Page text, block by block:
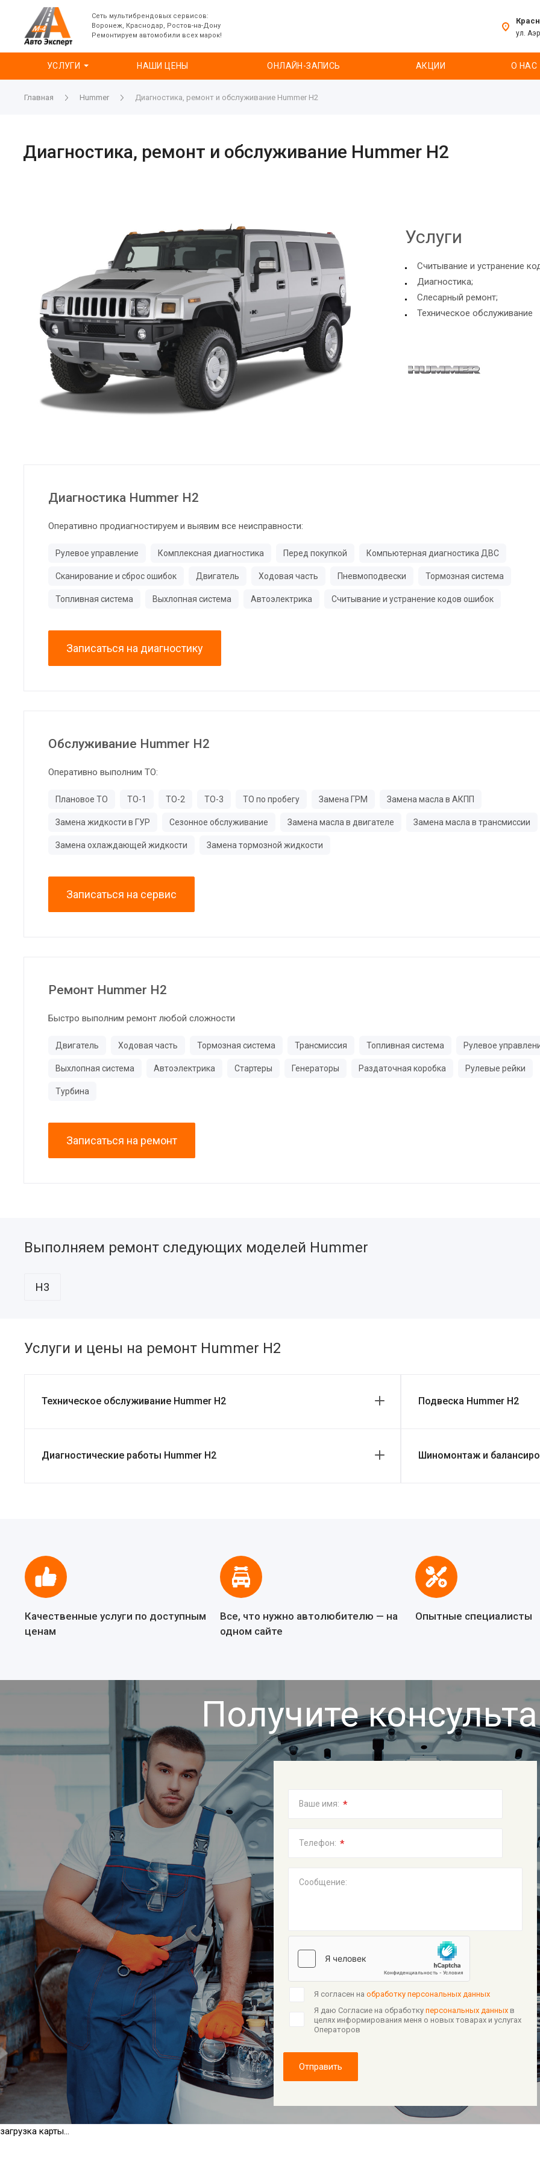
Сеть мультибрендовых сервисов:
Воронеж, Краснодар, Ростов-на-Дону
Ремонтируем автомобили всех марок!
ул.
УСЛУГИ НАШИ ЦЕНЫ ОНЛАЙН-ЗАПИСЬ АКЦИИ О НАС
Главная Hummer Диагностика, ремонт и обслуживание Hummer H2
Диагностика, ремонт и обслуживание Hummer H2
Услуги
Считывание и устранение
Диагностика;
Слесарный ремонт;
Техническое обслуживание
Диагностика Hummer H2
Оперативно продиагностируем и выявим все неисправности:
Рулевое управление Комплексная диагностика Перед покупкой Компьютерная диагностика ДВС
Сканирование и сброс ошибок Двигатель Ходовая часть Пневмоподвески Тормозная система
Топливная система Выхлопная система Автоэлектрика Считывание и устранение кодов ошибок
Записаться на диагностику
Обслуживание Hummer H2
Оперативно выполним ТО:
Плановое ТО ТО-1 ТО-2 ТО-3 ТО по пробегу Замена ГРМ Замена масла в АКПП
Замена жидкости в ГУР Сезонное обслуживание Замена масла в двигателе Замена масла в трансмиссии
Замена охлаждающей жидкости Замена тормозной жидкости
Записаться на сервис
Ремонт Hummer H2
Быстро выполним ремонт любой сложности
Двигатель Ходовая часть Тормозная система Трансмиссия Топливная система Рулевое
Выхлопная система Автоэлектрика Стартеры Генераторы Раздаточная коробка Рулевые рейки
Турбина
Записаться на ремонт
Выполняем ремонт следующих моделей Hummer
H3
Услуги и цены на ремонт Hummer H2
Техническое обслуживание Hummer H2 Подвеска Hummer H2
Диагностические работы Hummer H2 Шиномонтаж и
Качественные услуги по доступным
ценам
Все, что нужно автолюбителю — на
одном сайте
Опытные специалисты
Получите
Ваше имя: *
Телефон: *
Сообщение:
Я согласен на обработку персональных данных
Я даю Согласие на обработку персональных данныхв
целях информирования меня о новых товарах и услугах
Операторов
Отправить
загрузка карты...